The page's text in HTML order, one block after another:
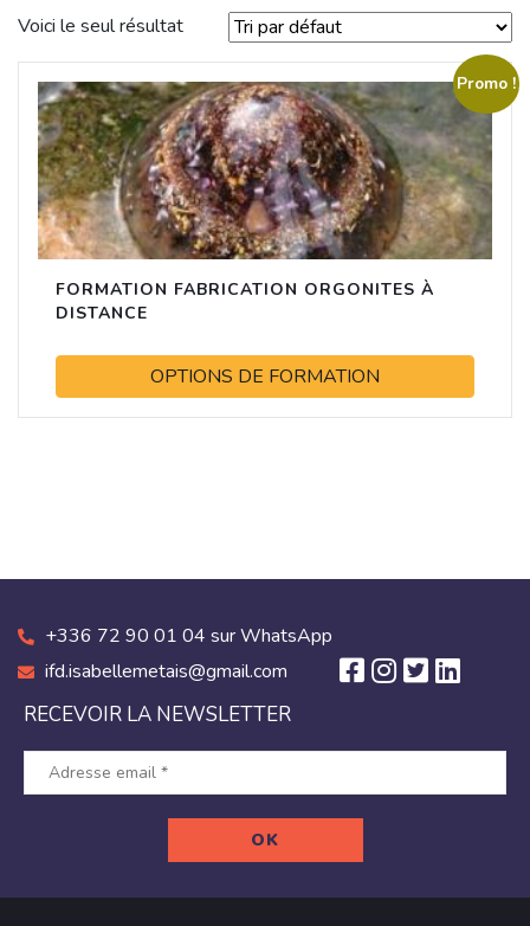
Voici le seul résultat
Promo !
FORMATION FABRICATION ORGONITES À
DISTANCE
OPTIONS DE FORMATION
+336 72 90 01 04 sur WhatsApp
ifd.isabellemetais@gmail.com
RECEVOIR LA NEWSLETTER